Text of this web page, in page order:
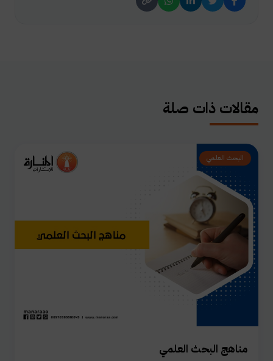
مقالات ذات صلة
البحث العلمي
مناهج البحث العلمي